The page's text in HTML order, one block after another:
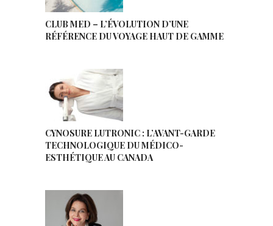
CLUB MED – L’ÉVOLUTION D’UNE
RÉFÉRENCE DU VOYAGE HAUT DE GAMME
CYNOSURE LUTRONIC : L’AVANT-GARDE
TECHNOLOGIQUE DU MÉDICO-
ESTHÉTIQUE AU CANADA